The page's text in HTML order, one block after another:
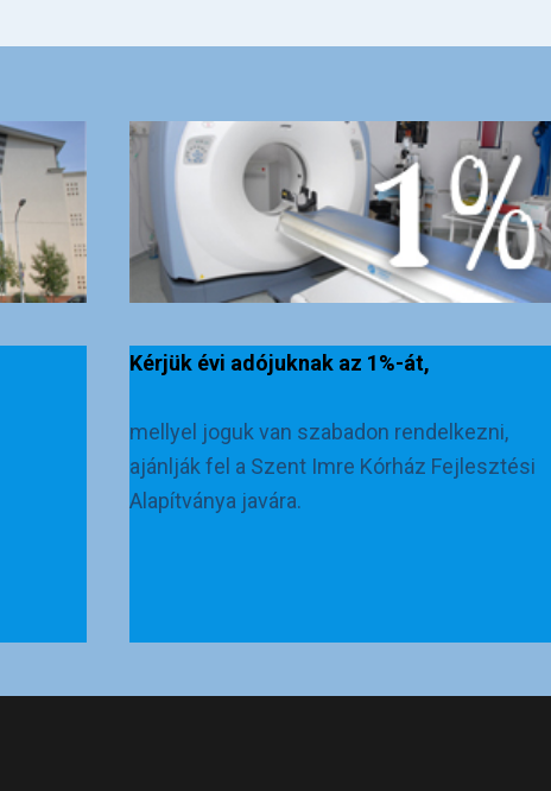
Kérjük évi adójuknak az 1%-át,
mellyel joguk van szabadon rendelkezni,
ajánlják fel a Szent Imre Kórház Fejlesztési
Alapítványa javára.